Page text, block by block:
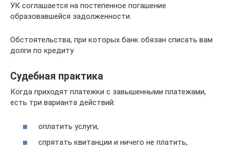
УК соглашается на постепенное погашение
образовавшейся задолженности.
Обстоятельства, при которых банк обязан списать вам
долги по кредиту
Судебная практика
Когда приходят платежки с завышенными платежами,
есть три варианта действий:
оплатить услуги,
спрятать квитанции и ничего не платить,